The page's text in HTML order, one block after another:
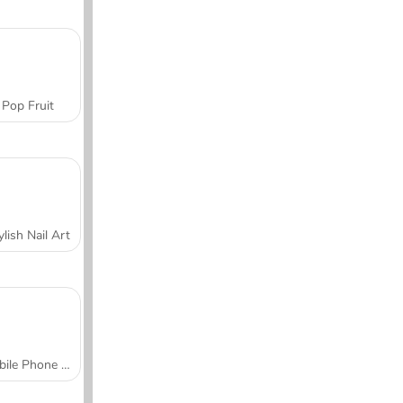
Pop Fruit
Nail Art
Mobile Phone Case Design & DIY